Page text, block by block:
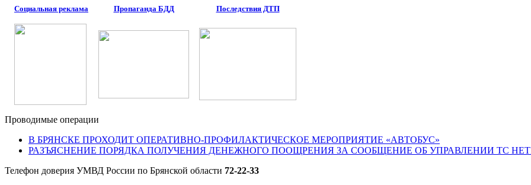
Социальная реклама Пропаганда БДД Последствия ДТП
Проводимые операции
В БРЯНСКЕ ПРОХОДИТ ОПЕРАТИВНО-ПРОФИЛАКТИЧЕСКОЕ МЕРОПРИЯТИЕ «АВТОБУС»
РАЗЪЯСНЕНИЕ ПОРЯДКА ПОЛУЧЕНИЯ ДЕНЕЖНОГО ПООЩРЕНИЯ ЗА СООБЩЕНИЕ ОБ УПРАВЛЕНИИ ТС
Телефон доверия УМВД России по Брянской области 72-22-33